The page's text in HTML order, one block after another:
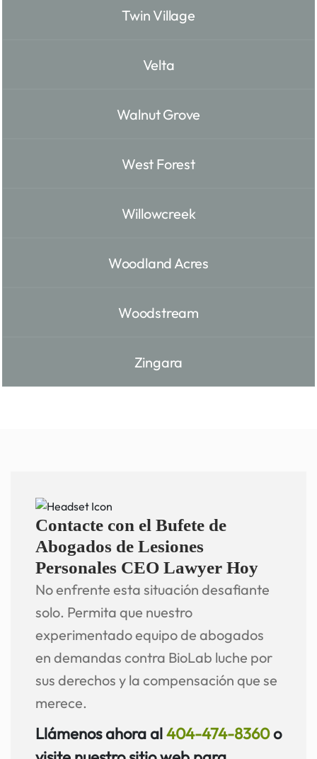
Twin Village
Velta
Walnut Grove
West Forest
Willowcreek
Woodland Acres
Woodstream
Zingara
Contacte con el Bufete de
Abogados de Lesiones
Personales CEO Lawyer Hoy
No enfrente esta situación desafiante
solo. Permita que nuestro
experimentado equipo de abogados
en demandas contra BioLab luche por
sus derechos y la compensación que se
merece.
Llámenos ahora al404-474-8360o